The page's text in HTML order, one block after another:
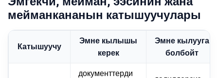
мейманкананын катышуучулары
Катышуучу
Эмне кылышы
керек
Эмне кылууга
болбойт
документтерди